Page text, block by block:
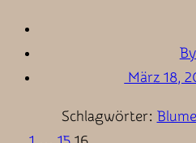
März 18,
Schlagwörter: